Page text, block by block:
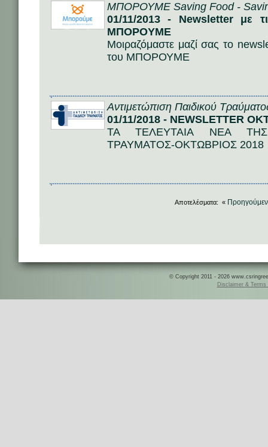
ΜΠΟΡΟΥΜΕ Saving Food -
01/11/2013 - Newsletter με
ΜΠΟΡΟΥΜΕ
Μοιραζόμαστε μαζί σας το
του ΜΠΟΡΟΥΜΕ
Αντιμετώπιση Παιδικού
01/11/2018 - NEWSLETTER
ΤΑ ΤΕΛΕΥΤΑΙΑ ΝΕΑ ΤΗΣ
ΤΡΑΥΜΑΤΟΣ-ΟΚΤΩΒΡΙΟΣ 2018
Αποτελέσματα: «
© Copyright 2011 - 2026
Disclaimer & Terms